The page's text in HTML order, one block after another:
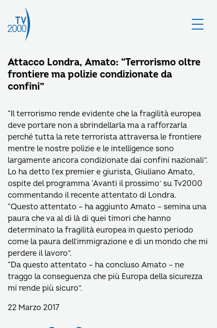
Attacco Londra, Amato: “Terrorismo oltre
frontiere ma polizie condizionate da
confini”
“Il terrorismo rende evidente che la fragilità europea
deve portare non a sbrindellarla ma a rafforzarla
perché tutta la rete terrorista attraversa le frontiere
mentre le nostre polizie e le intelligence sono
largamente ancora condizionate dai confini nazionali”.
Lo ha detto l’ex premier e giurista, Giuliano Amato,
ospite del programma ‘Avanti il prossimo’ su Tv2000
commentando il recente attentato di Londra.
“Questo attentato – ha aggiunto Amato – semina una
paura che va al di là di quei timori che hanno
determinato la fragilità europea in questo periodo
come la paura dell’immigrazione e di un mondo che mi
perdere il lavoro”.
“Da questo attentato – ha concluso Amato – ne
traggo la conseguenza che più Europa della sicurezza
mi rende più sicuro”.
22 Marzo 2017